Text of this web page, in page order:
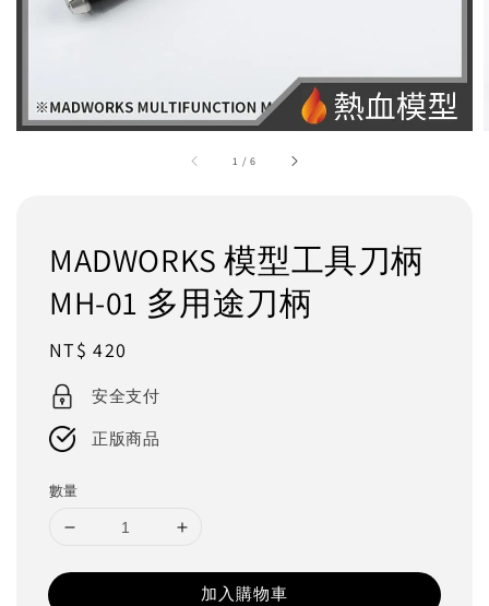
1 /6
MADWORKS 模型工具刀柄
MH-01 多用途刀柄
Regular
price
NT$ 420
安全支付
正版商品
數量
加入購物車